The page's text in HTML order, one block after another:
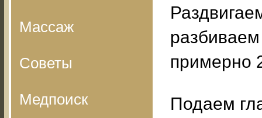
Массаж
Советы
Медпоиск
примерно
Подаем